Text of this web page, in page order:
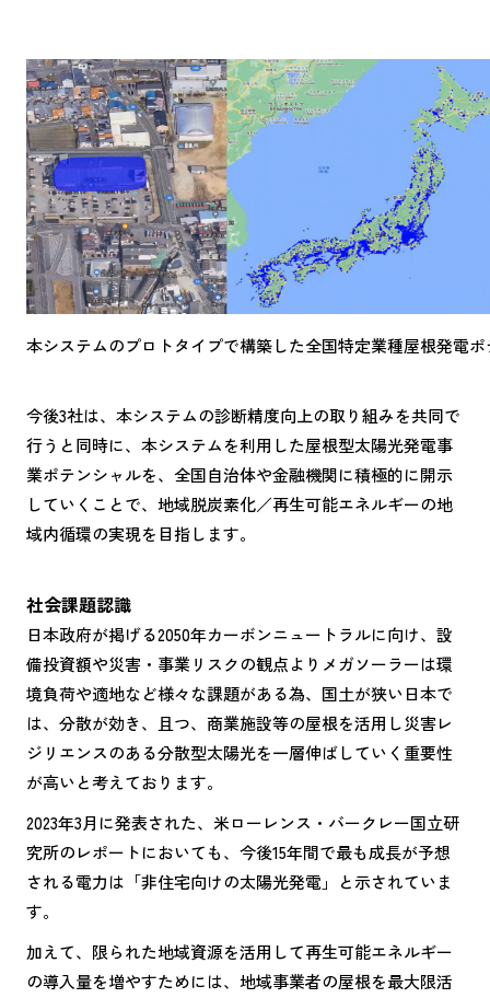
本システムのプロトタイプで構築した全国特定業種屋根発電
今後3社は、本システムの診断精度向上の取り組みを共同で
行うと同時に、本システムを利用した屋根型太陽光発電事
業ポテンシャルを、全国自治体や金融機関に積極的に開示
していくことで、地域脱炭素化／再生可能エネルギーの地
域内循環の実現を目指します。
社会課題認識
日本政府が掲げる2050年カーボンニュートラルに向け、設
備投資額や災害・事業リスクの観点よりメガソーラーは環
境負荷や適地など様々な課題がある為、国土が狭い日本で
は、分散が効き、且つ、商業施設等の屋根を活用し災害レ
ジリエンスのある分散型太陽光を一層伸ばしていく重要性
が高いと考えております。
2023年3月に発表された、米ローレンス・バークレー国立研
究所のレポートにおいても、今後15年間で最も成長が予想
される電力は「非住宅向けの太陽光発電」と示されていま
す。
加えて、限られた地域資源を活用して再生可能エネルギー
の導入量を増やすためには、地域事業者の屋根を最大限活